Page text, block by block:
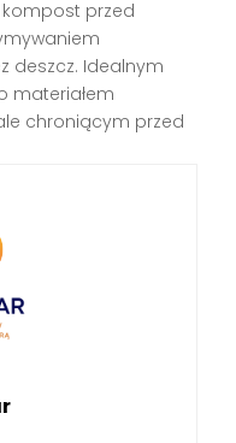
przed
deszcz. Idealnym
materiałem
chroniącym przed